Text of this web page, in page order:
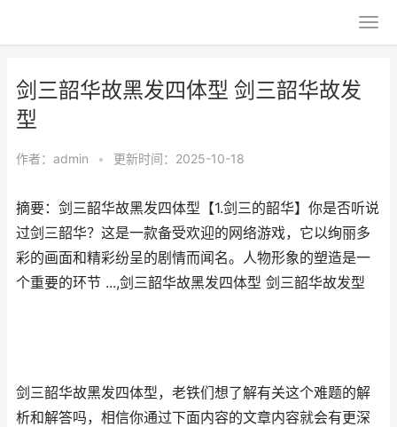
剑三韶华故黑发四体型 剑三韶华故发
型
作者： admin • 更新时间：2025-10-18
摘要：剑三韶华故黑发四体型【1.剑三的韶华】你是否听说
过剑三韶华？这是一款备受欢迎的网络游戏，它以绚丽多
彩的画面和精彩纷呈的剧情而闻名。人物形象的塑造是一
个重要的环节 ...,剑三韶华故黑发四体型 剑三韶华故发型
剑三韶华故黑发四体型，老铁们想了解有关这个难题的解
析和解答吗，相信你通过下面内容的文章内容就会有更深